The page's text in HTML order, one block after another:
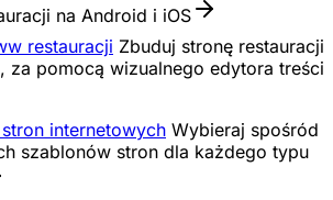
na Android i iOS
restauracji Zbuduj stronę restauracji
za pomocą wizualnego edytora treści
internetowych Wybieraj spośród
szablonów stron dla każdego typu